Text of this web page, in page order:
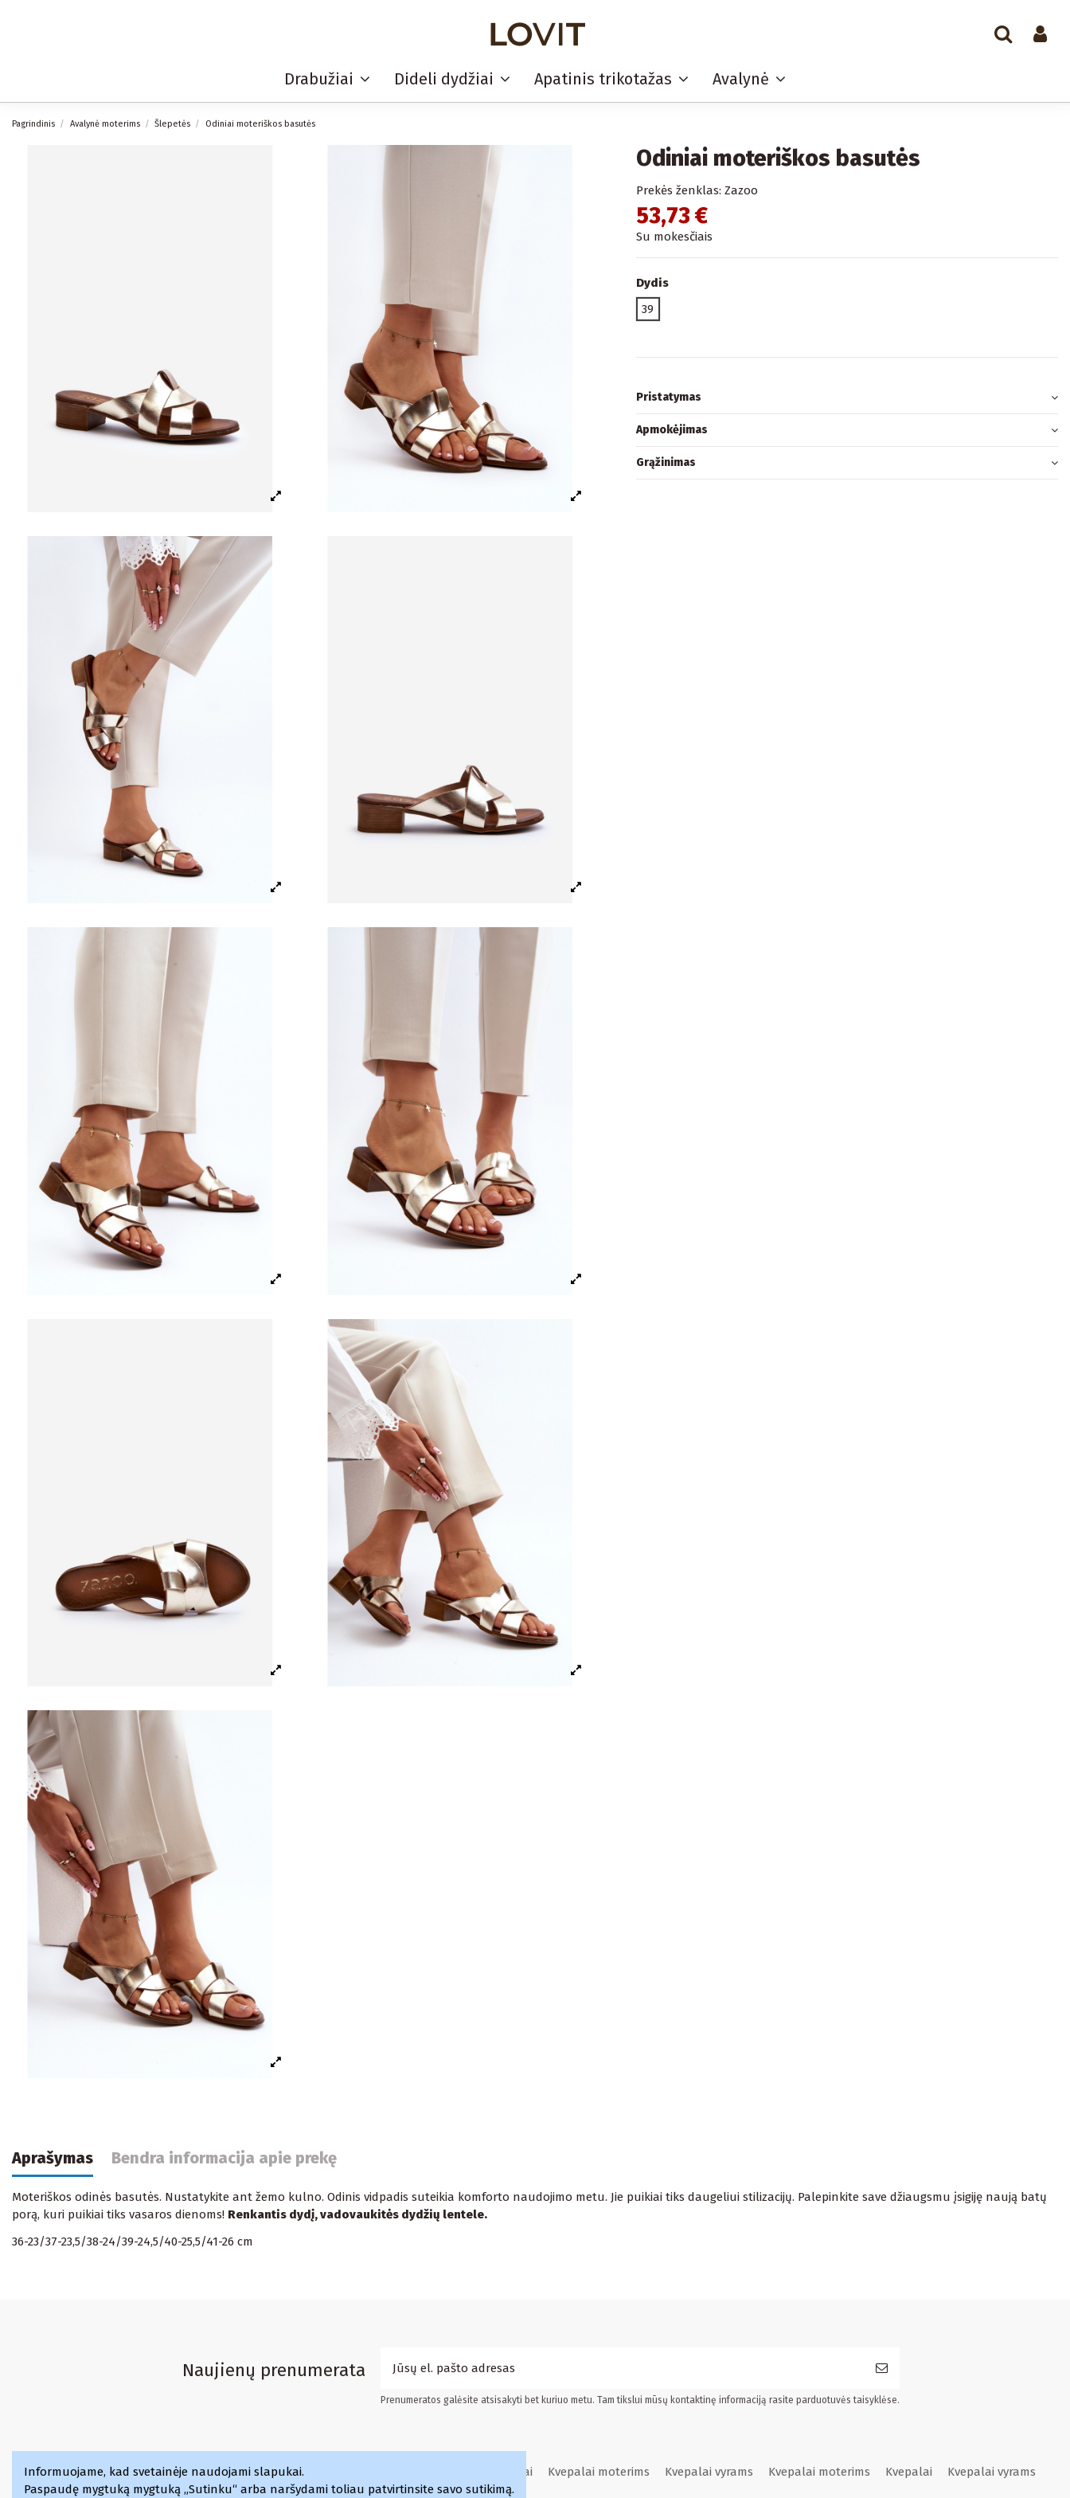
Drabužiai Dideli dydžiai Apatinis trikotažas Avalynė
Pagrindinis Avalynė moterims Šlepetės Odiniai moteriškos basutės
Odiniai moteriškos basutės
Prekės ženklas: Zazoo
53,73 €
Su mokesčiais
Dydis
39
Pristatymas
Apmokėjimas
Grąžinimas
Aprašymas Bendra informacija apie prekę
Moteriškos odinės basutės. Nustatykite ant žemo kulno. Odinis vidpadis suteikia komforto naudojimo metu. Jie puikiai tiks daugeliui stilizacijų. Palepinkite save džiaugsmu įsigiję naują batų
porą, kuri puikiai tiks vasaros dienoms! Renkantis dydį, vadovaukitės dydžių lentele.
36-23/37-23,5/38-24/39-24,5/40-25,5/41-26 cm
Naujienų prenumerata
Prenumeratos galėsite atsisakyti bet kuriuo metu. Tam tikslui mūsų kontaktinę informaciją rasite parduotuvės taisyklėse.
Suknelės Palaidinės Laisvalaikio kostiumai Megztiniai Kvepalai Kvepalai moterims Kvepalai vyrams Kvepalai moterims Kvepalai Kvepalai vyrams
Informuojame, kad svetainėje naudojami slapukai.
Paspaudę mygtuką mygtuką „Sutinku“ arba naršydami toliau patvirtinsite savo sutikimą.